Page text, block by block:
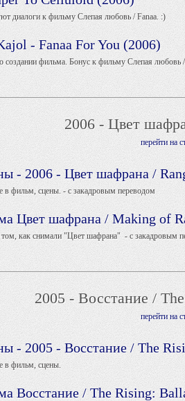
диалоги к фильму Слепая любовь / Fanaa. :)
- Fanaa For You (2006)
создании фильма. Бонус к фильму Слепая любовь
2006 - Цвет
перейти на
- 2006 - Цвет шафрана /
в фильм, сцены. - с закадровым переводом
Цвет шафрана / Making of
как снимали "Цвет шафрана" - с закадровым
2005 - Восстание /
перейти на
- 2005 - Восстание / The
в фильм, сцены.
Восстание / The Rising: